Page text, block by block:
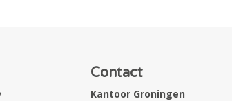
Contact
Kantoor Groningen